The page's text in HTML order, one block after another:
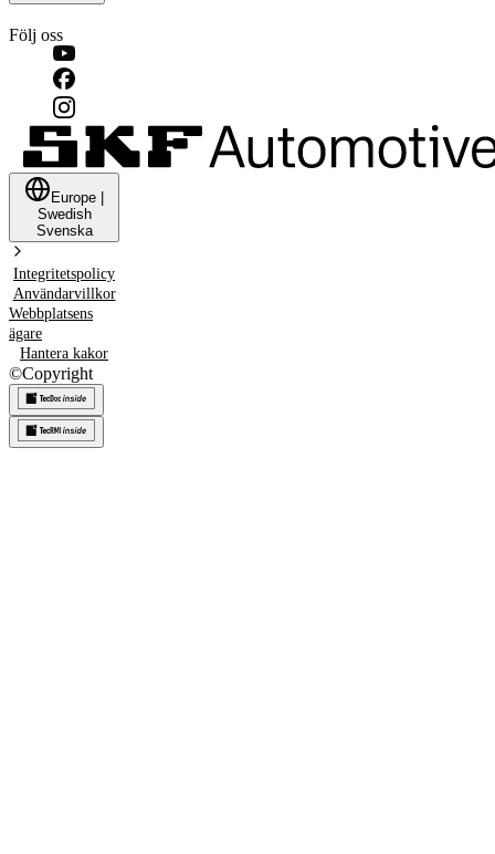
Följ oss
Europe
Swedish
Svenska
Integritetspolicy
Användarvillkor
Webbplatsens
ägare
Hantera kakor
©Copyright